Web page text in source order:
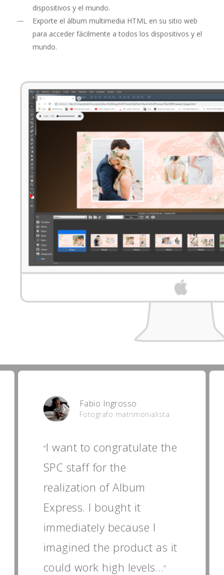
dispositivos y el mundo.
Exporte el álbum multimedia HTML en su sitio web
para acceder fácilmente a todos los dispositivos y el
mundo.
Fabio Ingrosso
Fotografo matrimonialista
“I want to congratulate the
SPC staff for the
realization of Album
Express. I bought it
immediately because I
imagined the product as it
could work high levels...”